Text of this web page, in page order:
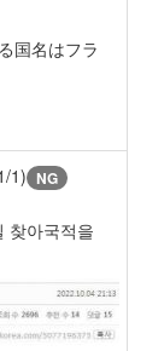
国名はフラ
1) NG
찾아국적을